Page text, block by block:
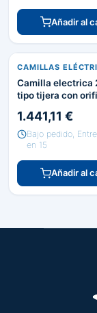
Añadir al
CAMILLAS
Camilla electrica
tipo tijera con
1.441,11 €
Bajo pedido,
en 15
Añadir al